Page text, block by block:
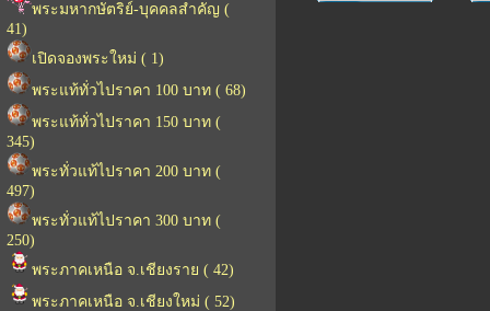
พระมหากษัตริย์-บุคคลสำคัญ (
41)
เปิดจองพระใหม่ ( 1)
พระแท้ทั่วไปราคา 100 บาท ( 68)
พระแท้ทั่วไปราคา 150 บาท (
345)
พระทั่วแท้ไปราคา 200 บาท (
497)
พระทั่วแท้ไปราคา 300 บาท (
250)
พระภาคเหนือ จ.เชียงราย ( 42)
พระภาคเหนือ จ.เชียงใหม่ ( 52)